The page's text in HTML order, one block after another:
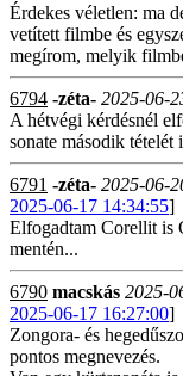
Érdekes véletlen: ma
vetített filmbe és
megírom, melyik
6794 -zéta- 2025-06-
A hétvégi kérdésnél
sonate második tételét
6791 -zéta- 2025-06-
2025-06-17 14:34:55]
Elfogadtam Corellit is
mentén...
6790 macskás 2025-
2025-06-17 16:27:00]
Zongora- és
pontos megnevezés.